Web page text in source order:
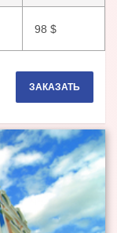
98 $
ЗАКАЗАТЬ